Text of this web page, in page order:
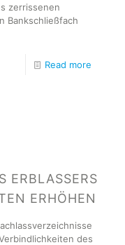
zerrissenen
Bankschließfach
Read more
ERBLASSERS
ERHÖHEN
des